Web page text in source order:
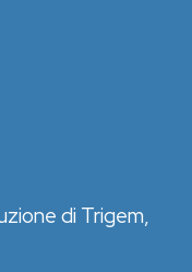
di Trigem,